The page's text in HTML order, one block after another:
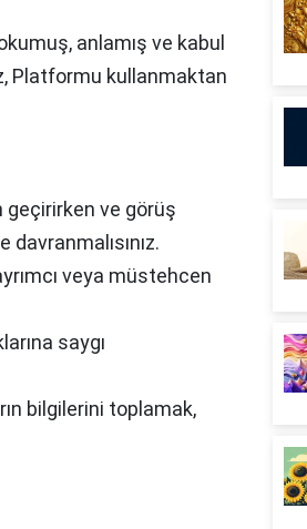
anlamış ve kabul
Platformu kullanmaktan
geçirirken ve görüş
veya müstehcen
saygı
bilgilerini toplamak,